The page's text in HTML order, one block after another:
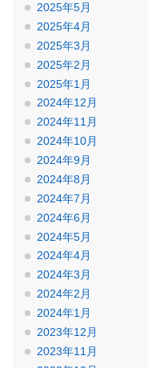
2025年5月
2025年4月
2025年3月
2025年2月
2025年1月
2024年12月
2024年11月
2024年10月
2024年9月
2024年8月
2024年7月
2024年6月
2024年5月
2024年4月
2024年3月
2024年2月
2024年1月
2023年12月
2023年11月